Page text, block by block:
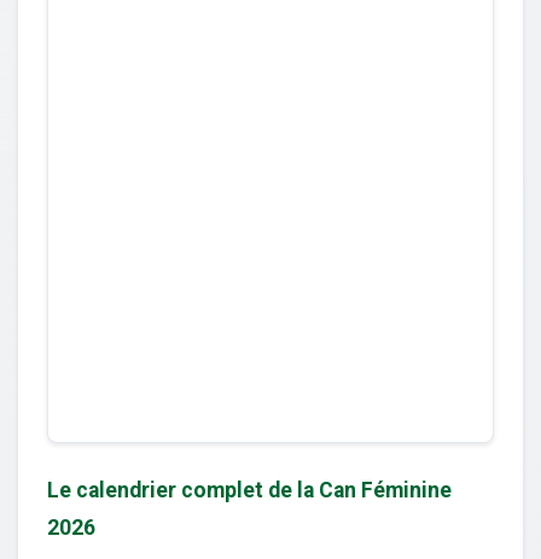
Le calendrier complet de la Can Féminine
2026